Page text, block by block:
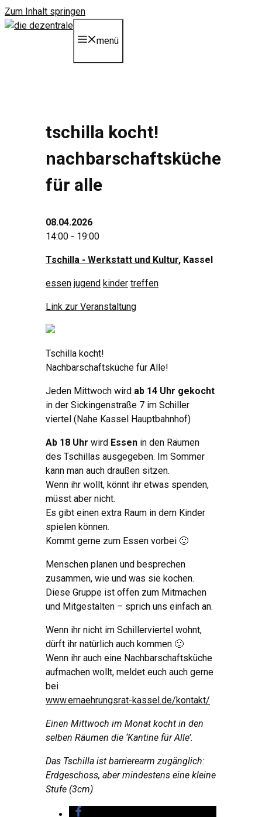
Zum Inhalt springen
menü
tschilla kocht!
nachbarschaftsküche
für alle
08.04.2026
14:00 - 19:00
Tschilla - Werkstatt und Kultur, Kassel
essen jugend kinder treffen
Link zur Veranstaltung
Tschilla kocht!
Nachbarschaftsküche für Alle!
Jeden Mittwoch wird ab 14 Uhr gekocht
in der Sickingenstraße 7 im Schiller
viertel (Nahe Kassel Hauptbahnhof)
Ab 18 Uhr wird Essen in den Räumen
des Tschillas ausgegeben. Im Sommer
kann man auch draußen sitzen.
Wenn ihr wollt, könnt ihr etwas spenden,
müsst aber nicht.
Es gibt einen extra Raum in dem Kinder
spielen können.
Kommt gerne zum Essen vorbei 🙂
Menschen planen und besprechen
zusammen, wie und was sie kochen.
Diese Gruppe ist offen zum Mitmachen
und Mitgestalten – sprich uns einfach an.
Wenn ihr nicht im Schillerviertel wohnt,
dürft ihr natürlich auch kommen 🙂
Wenn ihr auch eine Nachbarschaftsküche
aufmachen wollt, meldet euch auch gerne
bei
www.ernaehrungsrat-kassel.de/kontakt/
Einen Mittwoch im Monat kocht in den
selben Räumen die ‘Kantine für Alle’.
Das Tschilla ist barrierearm zugänglich:
Erdgeschoss, aber mindestens eine kleine
Stufe (3cm)